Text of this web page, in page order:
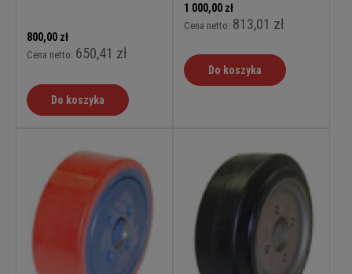
800,00 zł
Cena netto: 650,41 zł
Do koszyka
1 000,00 zł
Cena netto: 813,01 zł
Do koszyka